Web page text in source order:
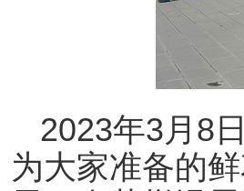
2023年3月 8
为大家准备的